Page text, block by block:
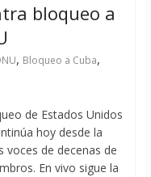
bloqueo a
, Bloqueo a Cuba,
de Estados Unidos
hoy desde la
voces de decenas de
En vivo sigue la